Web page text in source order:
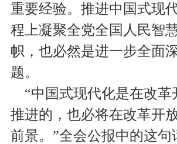
重要经验。推进中国式现
程上凝聚全党全国人民智
帜，也必然是进一步全面
题。
“中国式现代化是在改革
推进的，也必将在改革开
前景。”全会公报中的这句